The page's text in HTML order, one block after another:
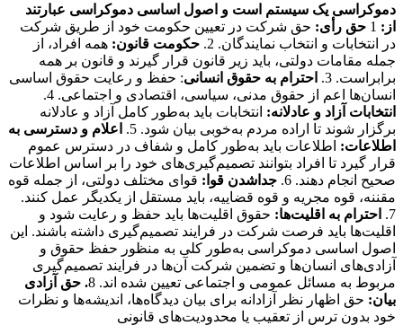
دموکراسی یک سیستم است و اصول اساسی دموکراسی عبارتند
از:
حق رأی: حق شرکت در تعیین حکومت خود از طریق شرکت
در انتخابات و انتخاب نمایندگان. 2.
حکومت قانون: همه افراد، از
جمله مقامات دولتی، باید زیر قانون قرار گیرند و قانون بر همه
برابراست. 3.
احترام به حقوق انسانی: حفظ و رعایت حقوق اساسی
انسان‌ها اعم از حقوق مدنی، سیاسی، اقتصادی و اجتماعی. 4.
انتخابات آزاد و عادلانه: انتخابات باید به‌طور کامل آزاد و عادلانه
برگزار شوند تا اراده مردم به‌خوبی بیان شود. 5.
اعلام و دسترسی به
اطلاعات: اطلاعات باید به‌طور کامل و شفاف در دسترس عموم
قرار گیرد تا افراد بتوانند تصمیم‌گیری‌های خود را بر اساس اطلاعات
صحیح انجام دهند. 6.
جداشدن قوا: قوای مختلف دولتی، از جمله قوه
مقننه، قوه مجریه و قوه قضاییه، باید مستقل از یکدیگر عمل کنند.
7.
احترام به اقلیت‌ها: حقوق اقلیت‌ها باید حفظ و رعایت شود و
اقلیت‌ها باید فرصت شرکت در فرایند تصمیم‌گیری داشته باشند. این
اصول اساسی دموکراسی به‌طور کلی به منظور حفظ حقوق و
آزادی‌های انسان‌ها و تضمین شرکت آن‌ها در فرایند تصمیم‌گیری
مربوط به مسائل عمومی و اجتماعی تعیین شده اند. 8
. حق آزادی
بیان: حق اظهار نظر آزادانه برای بیان دیدگاه‌ها، اندیشه‌ها و نظرات
خود بدون ترس از تعقیب یا محدودیت‌های قانونی